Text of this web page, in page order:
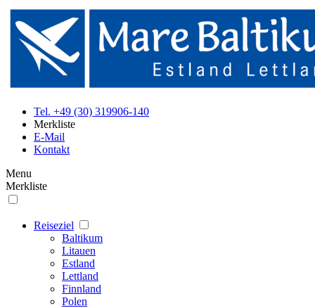
Tel. +49 (30) 319906-140
Merkliste
E-Mail
Kontakt
Menu
Merkliste
Reiseziel
Baltikum
Litauen
Estland
Lettland
Finnland
Polen